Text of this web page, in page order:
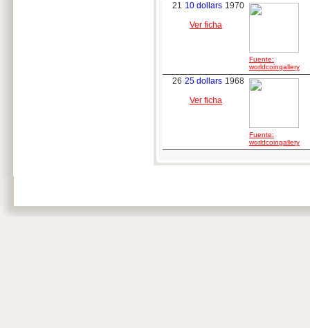
21 10 dollars
Ver ficha
1970
Fuente:
worldcoingallery
26 25 dollars
Ver ficha
1968
Fuente:
worldcoingallery